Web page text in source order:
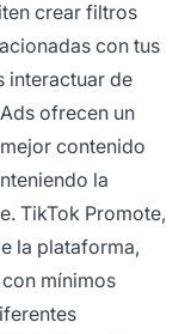
crear filtros
con tus
interactuar de
ofrecen un
contenido
la
TikTok Promote,
la plataforma,
mínimos